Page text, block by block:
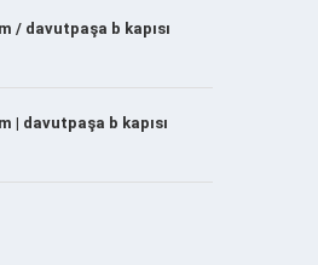
/ davutpaşa b kapısı
| davutpaşa b kapısı